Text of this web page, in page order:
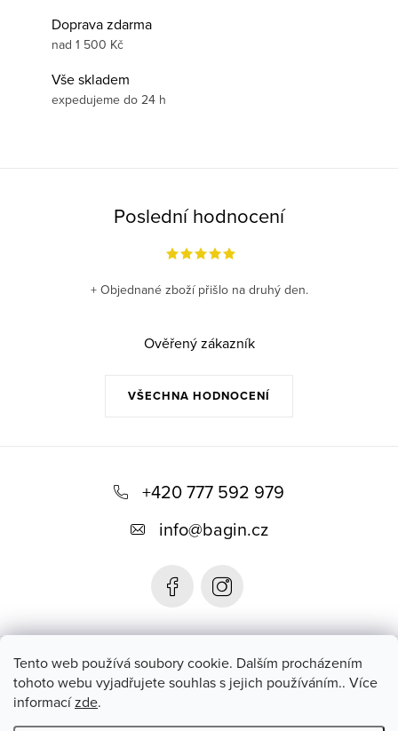
Tento web používá soubory cookie. Dalším procházením
tohoto webu vyjadřujete souhlas s jejich používáním.. Více
informacízde.
Doprava zdarma
nad 1 500 Kč
Vše skladem
expedujeme do 24 h
Poslední hodnocení
VŠECHNA HODNOCENÍ
+ Objednané zboží přišlo na druhý den.
Ověřený zákazník
+420 777 592 979
info@bagin.cz
Bagin.cz
Instagram